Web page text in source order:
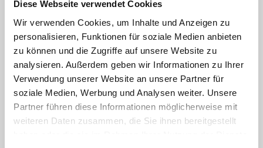
Diese Webseite verwendet Cookies
Wir verwenden Cookies, um Inhalte und Anzeigen zu
personalisieren, Funktionen für soziale Medien anbieten
zu können und die Zugriffe auf unsere Website zu
analysieren. Außerdem geben wir Informationen zu Ihrer
Verwendung unserer Website an unsere Partner für
soziale Medien, Werbung und Analysen weiter. Unsere
Partner führen diese Informationen möglicherweise mit
weiteren Daten zusammen, die Sie ihnen bereitgestellt